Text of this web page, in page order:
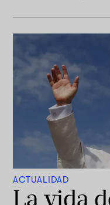
ACTUALIDAD
La vida